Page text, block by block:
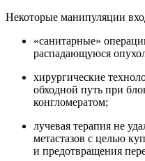
Некоторые манипуляции
«санитарные»
распадающуюся
хирургические
обходной путь при
конгломератом;
лучевая терапия не
метастазов с целью
и предотвращения